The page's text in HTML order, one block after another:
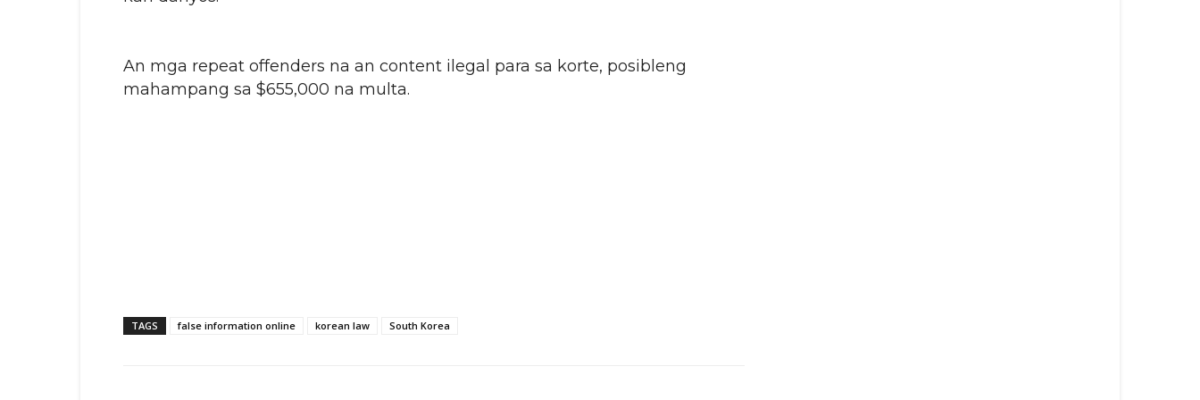
An mga repeat offenders na an content ilegal para sa korte, posibleng
mahampang sa $655,000 na multa.
TAGS false information online korean law South Korea